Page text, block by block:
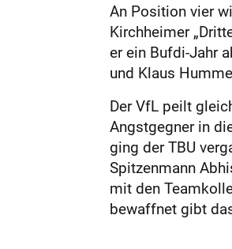
An Position vier
Kirchheimer
er ein Bufdi-Jahr
und Klaus
Der VfL peilt
Angstgegner in
ging der TBU
Spitzenmann
mit den
bewaffnet gibt